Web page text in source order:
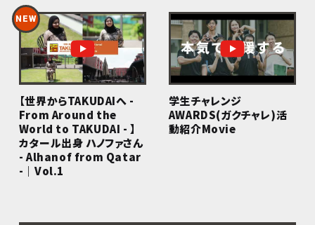
【世界からTAKUDAIへ -
From Around the
World to TAKUDAI - 】
カタール出身 ハノファさん
- Alhanof from Qatar
-｜Vol.1
学生チャレンジ
AWARDS(ガクチャレ)活
動紹介Movie